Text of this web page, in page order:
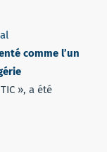
comme l’un
», a été